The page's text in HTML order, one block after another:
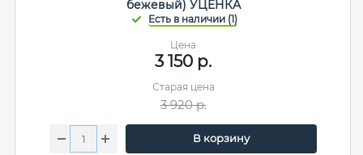
бежевый) УЦЕНКА
Цена
3 150 р.
Старая цена
3 920р.
В корзину